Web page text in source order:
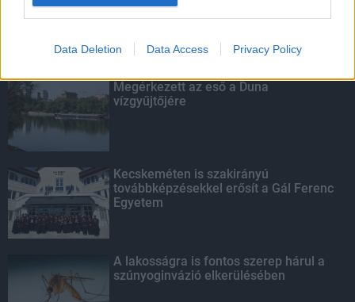
Data Deletion Data Access Privacy Policy
KIEMELT
Megérkezett az eső a Duna
vízgyűjtőjére
Kecskeméten is szakirányú
továbbképzésekkel erősít a Gál Ferenc
Egyetem
A lakosságra is fontos szerep hárul a
szúnyoginvázió elkerülésében